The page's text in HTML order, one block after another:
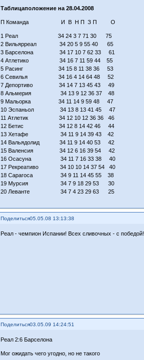
Таблицаположение на 28.04.2008
П Команда И В Н П З П О
1 Реал 34 24 3 7 71 30 75
2 Вильярреал 34 20 5 9 55 40 65
3 Барселона 34 17 10 7 62 33 61
4 Атлетико 34 16 7 11 59 44 55
5 Расинг 34 15 8 11 38 36 53
6 Севилья 34 16 4 14 64 48 52
7 Депортиво 34 14 7 13 45 43 49
8 Альмерия 34 13 9 12 36 37 48
9 Мальорка 34 11 14 9 59 48 47
10 Эспаньол 34 13 8 13 41 45 47
11 Атлетик 34 12 10 12 36 36 46
12 Бетис 34 12 8 14 42 46 44
13 Хетафе 34 11 9 14 39 43 42
14 Вальядолид 34 11 9 14 40 53 42
15 Валенсия 34 12 6 16 39 54 42
16 Осасуна 34 11 7 16 33 38 40
17 Рекреативо 34 10 10 14 37 54 40
18 Сарагоса 34 9 11 14 45 55 38
19 Мурсия 34 7 9 18 29 53 30
20 Леванте 34 7 4 23 29 63 25
Поделиться05.05.08 13:13:38
Реал - чемпион Испании! Всех сливочных - с победой!
Поделиться03.05.09 14:24:51
Реал 2:6 Барселона
Мог ожидать чего угодно, но не такого